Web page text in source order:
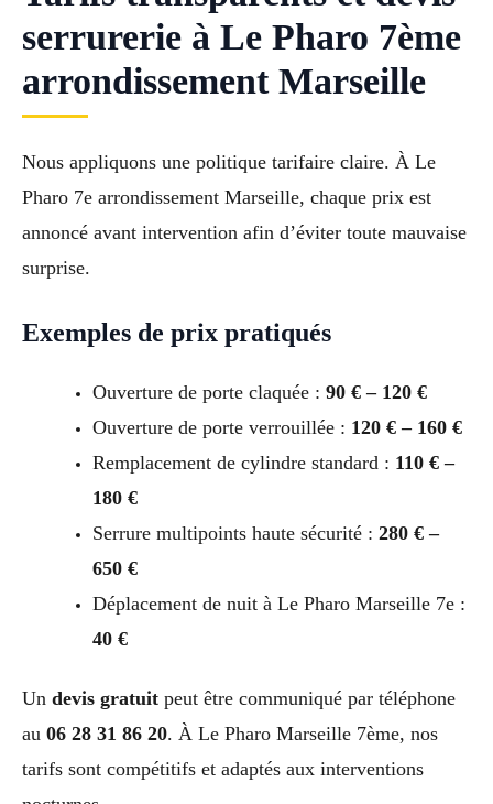
serrurerie à Le Pharo 7ème
arrondissement Marseille
Nous appliquons une politique tarifaire claire. À Le
Pharo 7e arrondissement Marseille, chaque prix est
annoncé avant intervention afin d’éviter toute mauvaise
surprise.
Exemples de prix pratiqués
Ouverture de porte claquée : 90 € – 120 €
Ouverture de porte verrouillée : 120 € – 160 €
Remplacement de cylindre standard : 110 € –
180 €
Serrure multipoints haute sécurité : 280 € –
650 €
Déplacement de nuit à Le Pharo Marseille 7e :
40 €
Un devis gratuit peut être communiqué par téléphone
au 06 28 31 86 20. À Le Pharo Marseille 7ème, nos
tarifs sont compétitifs et adaptés aux interventions